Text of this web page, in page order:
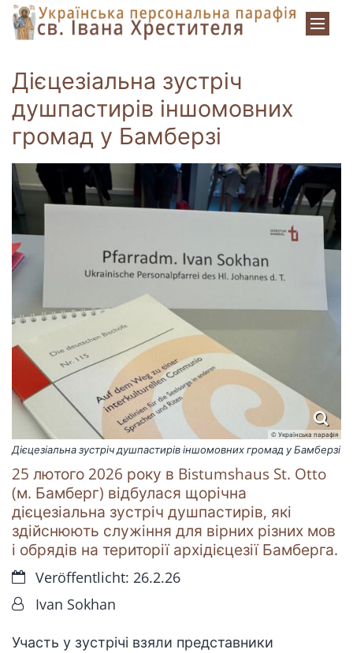
Zum Inhalt springen
Дієцезіальна зустріч
душпастирів іншомовних
громад у Бамберзі
© Українська парафія
Дієцезіальна зустріч душпастирів іншомовних громад у Бамберзі
25 лютого 2026 року в Bistumshaus St. Otto
(м. Бамберг) відбулася щорічна
дієцезіальна зустріч душпастирів, які
здійснюють служіння для вірних різних мов
і обрядів на території архідієцезії Бамберга.
Datum:Veröffentlicht: 26.2.26
Von:Ivan Sokhan
Участь у зустрічі взяли представники